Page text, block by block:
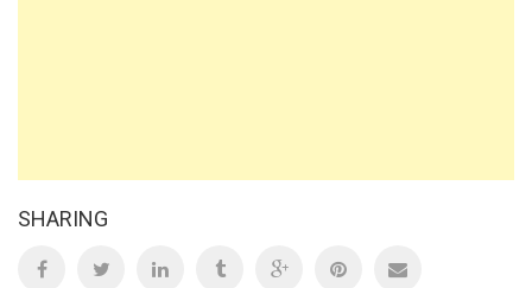
SHARING